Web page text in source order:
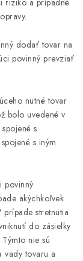
riziko a prípadné
dodať tovar na
povinný prevziať
nutné tovar
bolo uvedené v
s
s iným
povinný
akýchkoľvek
stretnutia
do zásielky
nie sú
vady tovaru a